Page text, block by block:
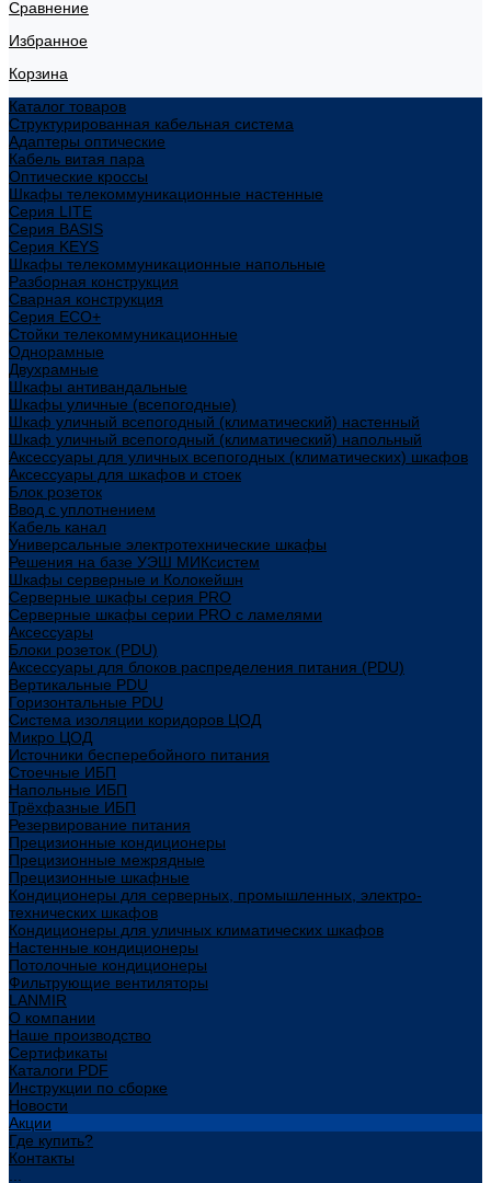
Сравнение
Избранное
Корзина
Каталог товаров
Структурированная кабельная система
Адаптеры оптические
Кабель витая пара
Оптические кроссы
Шкафы телекоммуникационные настенные
Cерия LITE
Cерия BASIS
Cерия KEYS
Шкафы телекоммуникационные напольные
Разборная конструкция
Сварная конструкция
Серия ECO+
Стойки телекоммуникационные
Однорамные
Двухрамные
Шкафы антивандальные
Шкафы уличные (всепогодные)
Шкаф уличный всепогодный (климатический) настенный
Шкаф уличный всепогодный (климатический) напольный
Аксессуары для уличных всепогодных (климатических) шкафов
Аксессуары для шкафов и стоек
Блок розеток
Ввод с уплотнением
Кабель канал
Универсальные электротехнические шкафы
Решения на базе УЭШ МИКсистем
Шкафы серверные и Колокейшн
Серверные шкафы серия PRO
Серверные шкафы серии PRO с ламелями
Аксессуары
Блоки розеток (PDU)
Аксессуары для блоков распределения питания (PDU)
Вертикальные PDU
Горизонтальные PDU
Система изоляции коридоров ЦОД
Микро ЦОД
Источники бесперебойного питания
Стоечные ИБП
Напольные ИБП
Трёхфазные ИБП
Резервирование питания
Прецизионные кондиционеры
Прецизионные межрядные
Прецизионные шкафные
Кондиционеры для серверных, промышленных, электро-
технических шкафов
Кондиционеры для уличных климатических шкафов
Настенные кондиционеры
Потолочные кондиционеры
Фильтрующие вентиляторы
LANMIR
О компании
Наше производство
Сертификаты
Каталоги PDF
Инструкции по сборке
Новости
Акции
Где купить?
Контакты